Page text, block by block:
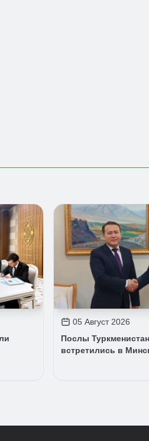
05 Август 2026
Послы
встретились в